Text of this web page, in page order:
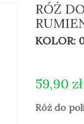
RÓŻ
KOLOR:
59,90 zł
Róż do